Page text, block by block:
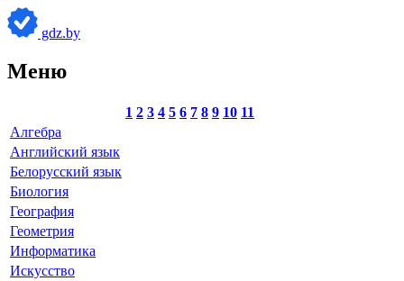
gdz.by
Меню
1 2 3 4 5 6 7 8 9 10 11
Алгебра
Английский язык
Белорусский язык
Биология
География
Геометрия
Информатика
Искусство